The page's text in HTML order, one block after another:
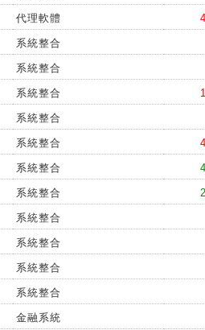
代理軟體
系統整合
系統整合
系統整合
系統整合
系統整合
系統整合
系統整合
系統整合
系統整合
系統整合
系統整合
金融系統